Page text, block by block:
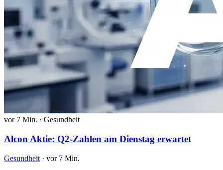
vor 7 Min. · Gesundheit
Alcon Aktie: Q2-Zahlen am Dienstag erwartet
Gesundheit · vor 7 Min.